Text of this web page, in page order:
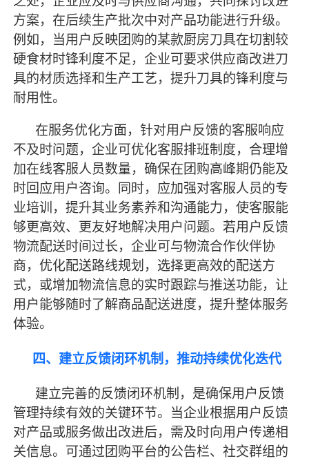
方案，在后续生产批次中对产品功能进行升级。
例如，当用户反映团购的某款厨房刀具在切割较
硬食材时锋利度不足，企业可要求供应商改进刀
具的材质选择和生产工艺，提升刀具的锋利度与
耐用性。
在服务优化方面，针对用户反馈的客服响应
不及时问题，企业可优化客服排班制度，合理增
加在线客服人员数量，确保在团购高峰期仍能及
时回应用户咨询。同时，应加强对客服人员的专
业培训，提升其业务素养和沟通能力，使客服能
够更高效、更友好地解决用户问题。若用户反馈
物流配送时间过长，企业可与物流合作伙伴协
商，优化配送路线规划，选择更高效的配送方
式，或增加物流信息的实时跟踪与推送功能，让
用户能够随时了解商品配送进度，提升整体服务
体验。
四、建立反馈闭环机制，推动持续优化迭代
建立完善的反馈闭环机制，是确保用户反馈
管理持续有效的关键环节。当企业根据用户反馈
对产品或服务做出改进后，需及时向用户传递相
关信息。可通过团购平台的公告栏、社交群组的